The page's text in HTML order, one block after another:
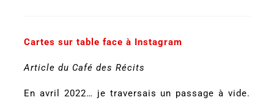
Cartes sur table face à Instagram
Article du Café des Récits
En avril 2022… je traversais un passage à vide.